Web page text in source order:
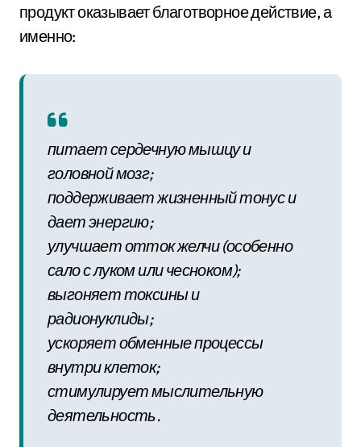
продукт оказывает благотворное действие, а
именно:
питает сердечную мышцу и
головной мозг;
поддерживает жизненный тонус и
дает энергию;
улучшает отток желчи (особенно
сало с луком или чесноком);
выгоняет токсины и
радионуклиды;
ускоряет обменные процессы
внутри клеток;
стимулирует мыслительную
деятельность.